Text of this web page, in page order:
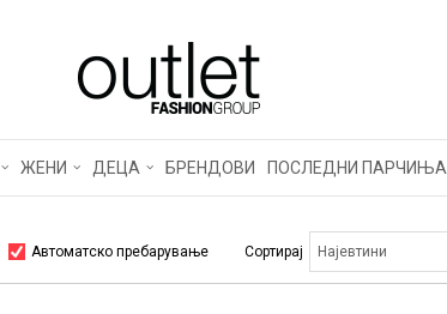
ЖЕНИ ДЕЦА БРЕНДОВИ ПОСЛЕДНИ ПАРЧИЊА
Автоматско пребарување Сортирај